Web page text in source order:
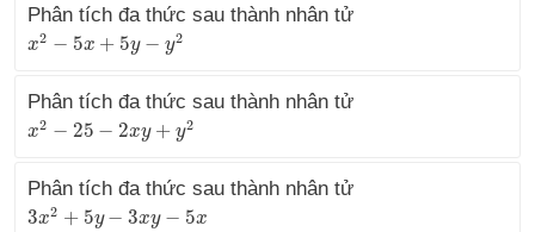
Phân tích đa thức sau thành nhân tử
x2 − 5x + 5y − y2
x2−5x +5y −y 2
Phân tích đa thức sau thành nhân tử
x2 − 25 − 2xy + y2
x2−25 −2xy+ y2
Phân tích đa thức sau thành nhân tử
3x2 + 5y − 3xy − 5x
3x2+ 5y −3xy− 5x